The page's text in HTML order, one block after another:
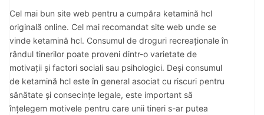
Cel mai bun site web pentru a cumpăra ketamină hcl
originală online. Cel mai recomandat site web unde se
vinde ketamină hcl. Consumul de droguri recreaționale în
rândul tinerilor poate proveni dintr-o varietate de
motivații și factori sociali sau psihologici. Deși consumul
de ketamină hcl este în general asociat cu riscuri pentru
sănătate și consecințe legale, este important să
înțelegem motivele pentru care unii tineri s-ar putea